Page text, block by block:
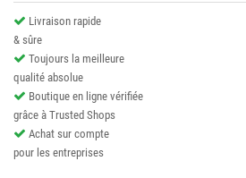
Livraison rapide
& sûre
Toujours la meilleure
qualité absolue
Boutique en ligne vérifiée
grâce à Trusted Shops
Achat sur compte
pour les entreprises